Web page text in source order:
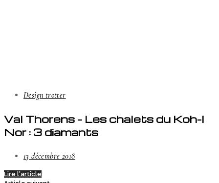
Design trotter
Val Thorens – Les chalets du Koh-I
Nor : 3 diamants
13 décembre 2018
Lire l'article